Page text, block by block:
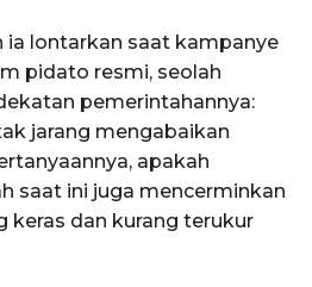
ia lontarkan saat kampanye
pidato resmi, seolah
pemerintahannya:
jarang mengabaikan
apakah
saat ini juga mencerminkan
keras dan kurang terukur